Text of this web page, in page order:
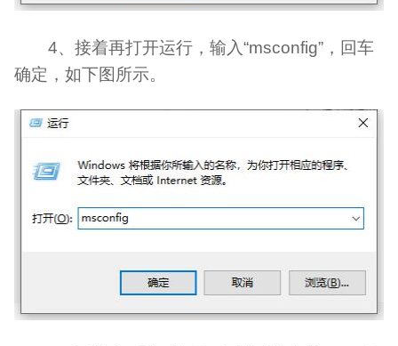
4、接着再打开运行，输入“msconfig”，回车
确定，如下图所示。